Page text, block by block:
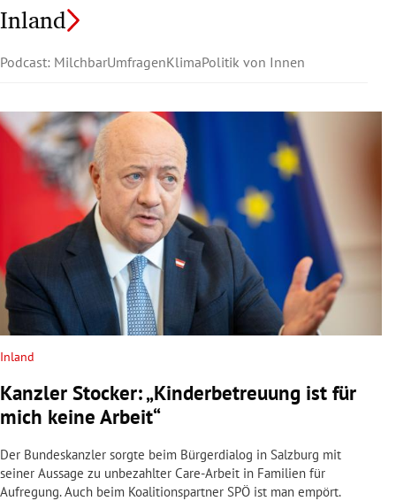
Inland
Podcast: MilchbarUmfragenKlimaPolitik von Innen
Inland
Kanzler Stocker: „Kinderbetreuung ist für
mich keine Arbeit“
Der Bundeskanzler sorgte beim Bürgerdialog in Salzburg mit
seiner Aussage zu unbezahlter Care-Arbeit in Familien für
Aufregung. Auch beim Koalitionspartner SPÖ ist man empört.